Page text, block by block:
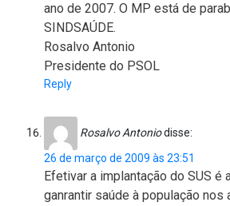
ano de 2007. O MP está de
SINDSAÚDE.
Rosalvo Antonio
Presidente do PSOL
Reply
Rosalvo Antoniodisse:
26 de março de 2009 às 23:51
Efetivar a implantação do SUS é
ganrantir saúde à população nos